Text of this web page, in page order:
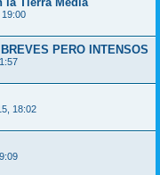
PERO INTENSOS
18:02